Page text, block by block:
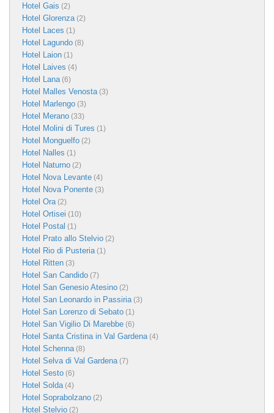
Hotel Gais (2)
Hotel Glorenza(2)
Hotel Laces (1)
Hotel Lagundo (8)
Hotel Laion (1)
Hotel Laives (4)
Hotel Lana(6)
Hotel Malles Venosta(3)
Hotel Marlengo (3)
Hotel Merano (33)
Hotel Molini di Tures (1)
Hotel Monguelfo (2)
Hotel Nalles (1)
Hotel Naturno (2)
Hotel Nova Levante (4)
Hotel Nova Ponente (3)
Hotel Ora(2)
Hotel Ortisei (10)
Hotel Postal (1)
Hotel Prato allo Stelvio (2)
Hotel Rio di Pusteria(1)
Hotel Ritten (3)
Hotel San Candido (7)
Hotel San Genesio Atesino (2)
Hotel San Leonardo in Passiria(3)
Hotel San Lorenzo di Sebato (1)
Hotel San Vigilio Di Marebbe (6)
Hotel Santa Cristina in Val Gardena(4)
Hotel Schenna(8)
Hotel Selva di Val Gardena(7)
Hotel Sesto (6)
Hotel Solda(4)
Hotel Soprabolzano (2)
Hotel Stelvio (2)